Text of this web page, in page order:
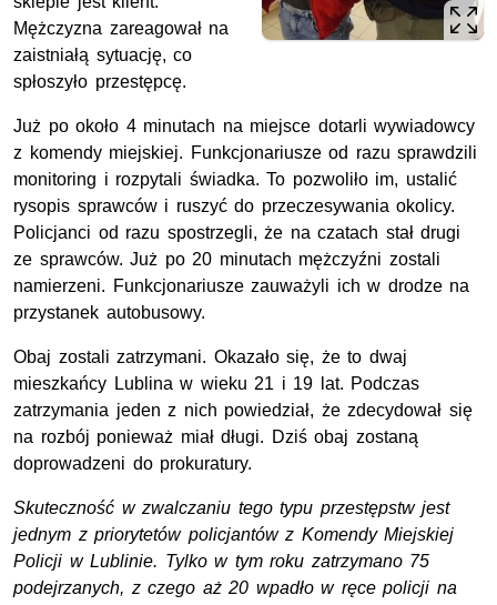
Mężczyzna zareagował na
zaistniałą sytuację, co
spłoszyło przestępcę.
Już po około 4 minutach na miejsce dotarli wywiadowcy
z komendy miejskiej. Funkcjonariusze od razu sprawdzili
monitoring i rozpytali świadka. To pozwoliło im, ustalić
rysopis sprawców i ruszyć do przeczesywania okolicy.
Policjanci od razu spostrzegli, że na czatach stał drugi
ze sprawców. Już po 20 minutach mężczyźni zostali
namierzeni. Funkcjonariusze zauważyli ich w drodze na
przystanek autobusowy.
Obaj zostali zatrzymani. Okazało się, że to dwaj
mieszkańcy Lublina w wieku 21 i 19 lat. Podczas
zatrzymania jeden z nich powiedział, że zdecydował się
na rozbój ponieważ miał długi. Dziś obaj zostaną
doprowadzeni do prokuratury.
Skuteczność w zwalczaniu tego typu przestępstw jest
jednym z priorytetów policjantów z Komendy Miejskiej
Policji w Lublinie. Tylko w tym roku zatrzymano 75
podejrzanych, z czego aż 20 wpadło w ręce policji na